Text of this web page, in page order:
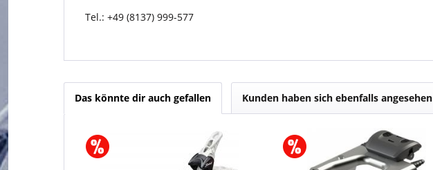
Tel.: +49 (8137) 999-577
Das könnte dir auch gefallen Kunden haben sich ebenfalls angesehen